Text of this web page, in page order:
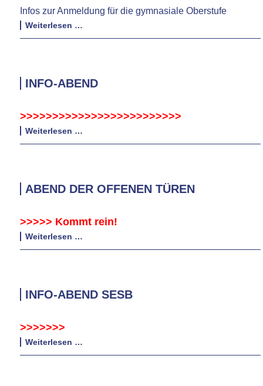
Infos zur Anmeldung für die gymnasiale Oberstufe
Weiterlesen …
Oberstufe
INFO-ABEND
>>>>>>>>>>>>>>>>>>>>>>>>>
Weiterlesen …
Abend
ABEND DER OFFENEN TÜREN
>>>>> Kommt rein!
Weiterlesen …
der
INFO-ABEND SESB
>>>>>>>
Weiterlesen …
Abend